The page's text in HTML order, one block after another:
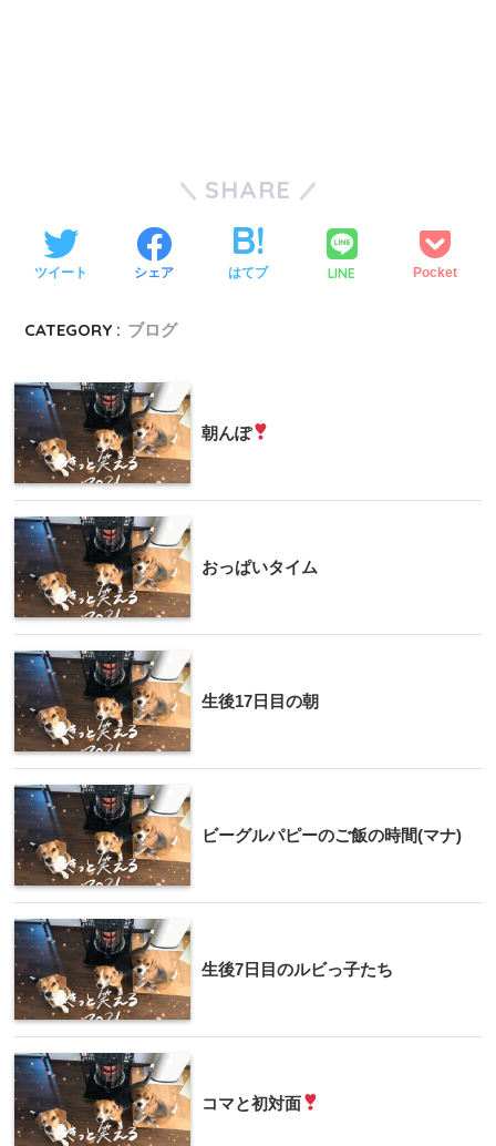
SHARE
ツイート シェア はてブ LINE Pocket
CATEGORY : ブログ
朝んぽ
おっぱいタイム
生後17日目の朝
ビーグルパピーのご飯の時間(マナ)
生後7日目のルビっ子たち
コマと初対面